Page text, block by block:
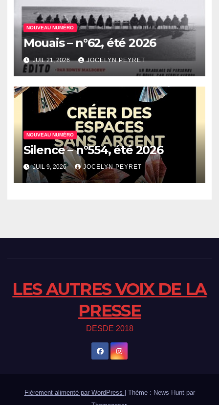
NOUVEAU NUMÉRO
Mouais – n°62, été 2026
JUIL 21, 2026 JOCELYN PEYRET
NOUVEAU NUMÉRO
Silence – n°554, été 2026
JUIL 9, 2026 JOCELYN PEYRET
LES AUTRES VOIX DE LA
PRESSE
DESDE 2018
Fièrement alimenté par WordPress
Thème : News Hunt par